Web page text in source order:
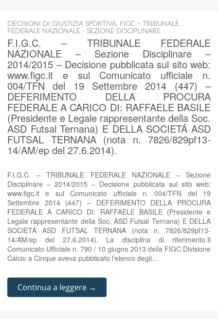
DECISIONI DI GIUSTIZIA SPORTIVA, FIGC – TRIBUNALE
FEDERALE NAZIONALE - SEZIONE DISCIPLINARE
F.I.G.C. – TRIBUNALE FEDERALE
NAZIONALE – Sezione Disciplinare –
2014/2015 – Decisione pubblicata sul sito web:
www.figc.it e sul Comunicato ufficiale n.
004/TFN del 19 Settembre 2014 (447) –
DEFERIMENTO DELLA PROCURA
FEDERALE A CARICO DI: RAFFAELE BASILE
(Presidente e Legale rappresentante della Soc.
ASD Futsal Ternana) E DELLA SOCIETÁ ASD
FUTSAL TERNANA (nota n. 7826/829pf13-
14/AM/ep del 27.6.2014).
F.I.G.C. – TRIBUNALE FEDERALE NAZIONALE – Sezione
Disciplinare – 2014/2015 – Decisione pubblicata sul sito web:
www.figc.it e sul Comunicato ufficiale n. 004/TFN del 19
Settembre 2014 (447) – DEFERIMENTO DELLA PROCURA
FEDERALE A CARICO DI: RAFFAELE BASILE (Presidente e
Legale rappresentante della Soc. ASD Futsal Ternana) E DELLA
SOCIETÁ ASD FUTSAL TERNANA (nota n. 7826/829pf13-
14/AM/ep del 27.6.2014). La disciplina di riferimento.Il
Comunicato Ufficiale n. 790 / 10 giugno 2013 della FIGC Divisione
Calcio a Cinque aveva pubblicato l’elenco degli…
Continua a leggere →